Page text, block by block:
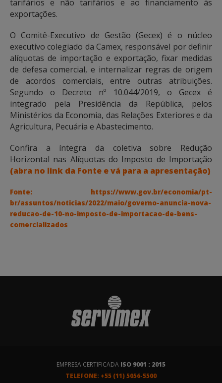
tarifários e não tarifários e ao financiamento às
exportações.
O Comitê-Executivo de Gestão (Gecex) é o núcleo
executivo colegiado da Camex, responsável por definir
alíquotas de importação e exportação, fixar medidas
de defesa comercial, e internalizar regras de origem
de acordos comerciais, entre outras atribuições.
Segundo o Decreto nº 10.044/2019, o Gecex é
integrado pela Presidência da República, pelos
Ministérios da Economia, das Relações Exteriores e da
Agricultura, Pecuária e Abastecimento.
Confira a íntegra da coletiva sobre Redução
Horizontal nas Alíquotas do Imposto de Importação
(abra no link da Fonte e vá para a apresentação)
Fonte: https://www.gov.br/economia/pt-
br/assuntos/noticias/2022/maio/governo-anuncia-nova-
reducao-de-10-no-imposto-de-importacao-de-bens-
comercializados
EMPRESA CERTIFICADA ISO 9001 : 2015
TELEFONE: +55 (11) 5056-5500